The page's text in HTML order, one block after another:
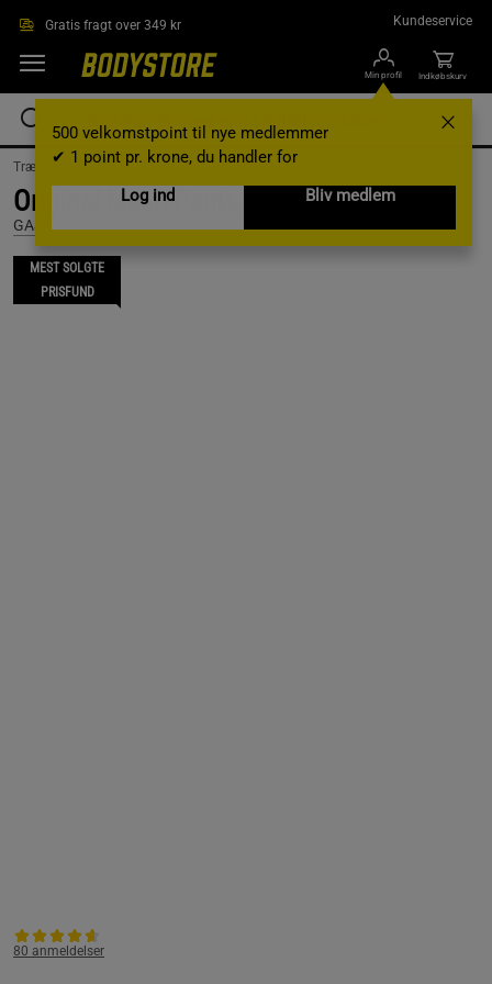
Gratis fragt over 349 kr Kundeservice
Min profil
500 velkomstpoint til nye medlemmer
✔ 1 point pr. krone, du handler for
Log ind
Bliv medlem
Indkøbskurv
Træningstøj /Træningstøj til mænd /Træningsbukser
Original Mesh Pants, Black, S
GASP
MEST SOLGTE
PRISFUND
80 anmeldelser